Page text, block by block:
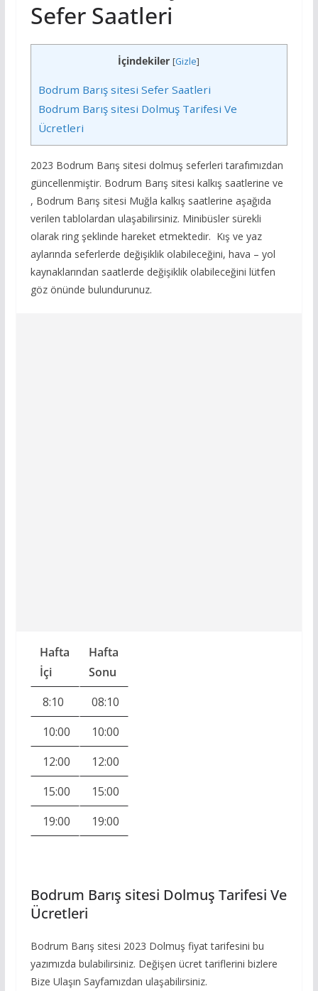
Sefer Saatleri
İçindekiler [Gizle]
Bodrum Barış sitesi Sefer Saatleri
Bodrum Barış sitesi Dolmuş Tarifesi Ve
Ücretleri
2023 Bodrum Barış sitesi dolmuş seferleri tarafımızdan
güncellenmiştir. Bodrum Barış sitesi kalkış saatlerine ve
, Bodrum Barış sitesi Muğla kalkış saatlerine aşağıda
verilen tablolardan ulaşabilirsiniz. Minibüsler sürekli
olarak ring şeklinde hareket etmektedir. Kış ve yaz
aylarında seferlerde değişiklik olabileceğini, hava – yol
kaynaklarından saatlerde değişiklik olabileceğini lütfen
göz önünde bulundurunuz.
Hafta
İçi
Hafta
Sonu
8:10
08:10
10:00
10:00
12:00
12:00
15:00
15:00
19:00
19:00
Bodrum Barış sitesi Dolmuş Tarifesi Ve
Ücretleri
Bodrum Barış sitesi 2023 Dolmuş fiyat tarifesini bu
yazımızda bulabilirsiniz. Değişen ücret tariflerini bizlere
Bize Ulaşın Sayfamızdan ulaşabilirsiniz.